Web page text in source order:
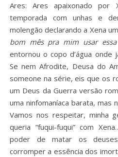
Ares: Ares apaixonado por
temporada com unhas e
molengão declarando a Xena
bom mês pra mim usar
entornou o copo d’água onde
Se nem Afrodite, Deusa do
someone na série, eis que os
um Deus da Guerra versão
uma ninfomaníaca barata, mas
Vamos nos respeitar, minha
queria “fuqui-fuqui” com
poder de matar os
corromper a essência dos